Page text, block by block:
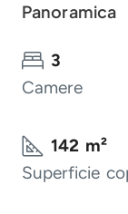
Panoramica
3
Camere
142 m²
Superficie